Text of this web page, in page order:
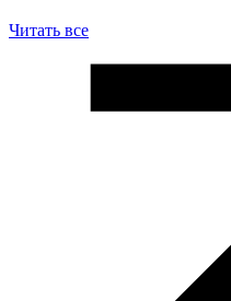
Читать все